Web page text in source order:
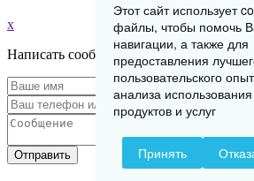
x
Написать сообщение
Отправить
Этот сайт использует
файлы, чтобы помочь
навигации, а также для
предоставления
пользовательского
анализа
продуктов и услуг
Принять